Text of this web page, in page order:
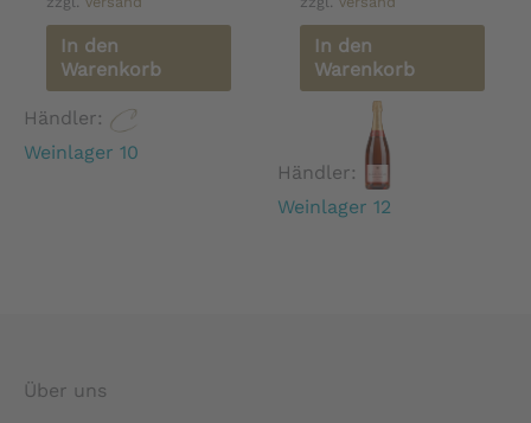
In den
Warenkorb
Händler:
Weinlager 10
In den
Warenkorb
Händler:
Weinlager 12
Über uns